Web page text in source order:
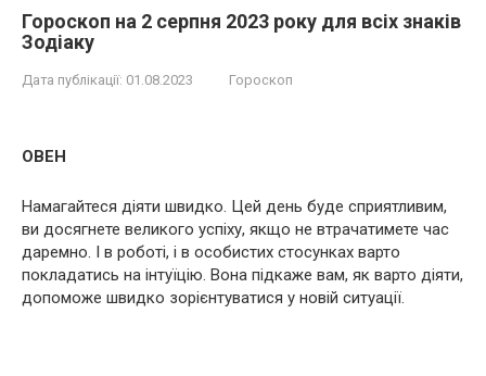
Гороскоп на 2 серпня 2023 року для всіх знаків
Зодіаку
Дата публікації: 01.08.2023 Гороскоп
ОВЕН
Намагайтеся діяти швидко. Цей день буде сприятливим,
ви досягнете великого успіху, якщо не втрачатимете час
даремно. І в роботі, і в особистих стосунках варто
покладатись на інтуїцію. Вона підкаже вам, як варто діяти,
допоможе швидко зорієнтуватися у новій ситуації.